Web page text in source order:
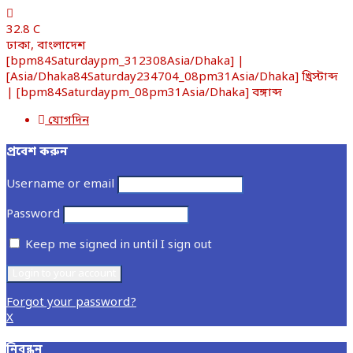
32.8 C
ঢাকা, বাংলাদেশ
[bpm84Saturdaypm_312308Asia/Dhaka] |
[Asia/Dhaka84Saturday234704_08pm31Asia/Dhaka] খ্রিস্টাব্দ
| [bpm84Saturdaypm_08pm31Asia/Dhaka] বঙ্গাব্দ
যোগদিন
প্রবেশ করুন
Username or email
Password
Keep me signed in until I sign out
Forgot your password?
X
নিবন্ধন